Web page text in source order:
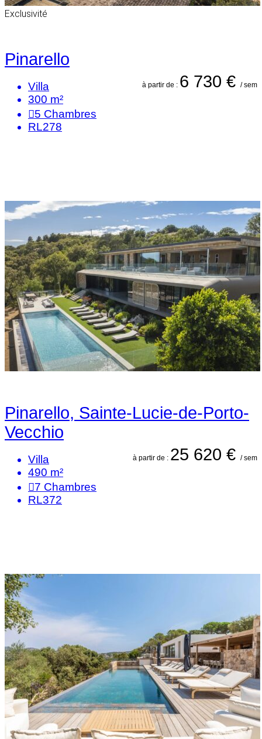
Exclusivité
Pinarello
à partir de : 6 730 € / sem
Villa
300 m²
5 Chambres
RL278
Pinarello, Sainte-Lucie-de-Porto-
Vecchio
à partir de : 25 620 € / sem
Villa
490 m²
7 Chambres
RL372